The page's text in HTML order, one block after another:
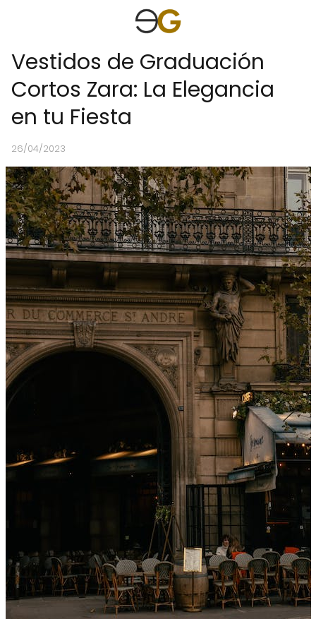
Vestidos de Graduación
Cortos Zara: La Elegancia
en tu Fiesta
26/04/2023